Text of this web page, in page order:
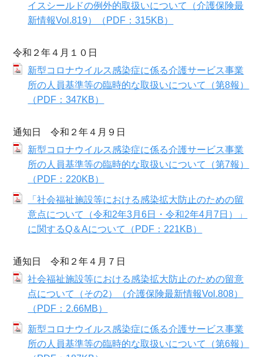
イスシールドの例外的取扱いについて（介護保険最
新情報Vol.819）（PDF：315KB）
令和２年４月１０日
新型コロナウイルス感染症に係る介護サービス事業
所の人員基準等の臨時的な取扱いについて（第8報）
（PDF：347KB）
通知日 令和２年４月９日
新型コロナウイルス感染症に係る介護サービス事業
所の人員基準等の臨時的な取扱いについて（第7報）
（PDF：220KB）
「社会福祉施設等における感染拡大防止のための留
意点について（令和2年3月6日・令和2年4月7日）」
に関するQ＆Aについて（PDF：221KB）
通知日 令和２年４月７日
社会福祉施設等における感染拡大防止のための留意
点について（その2）（介護保険最新情報Vol.808）
（PDF：2.66MB）
新型コロナウイルス感染症に係る介護サービス事業
所の人員基準等の臨時的な取扱いについて（第6報）